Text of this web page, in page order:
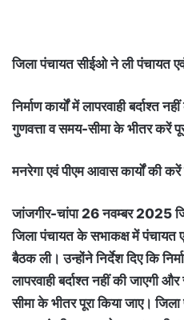
जिला पंचायत सीईओ ने ली पंचायत
निर्माण कार्यों में लापरवाही बर्दाश्त
गुणवत्ता व समय-सीमा के भीतर करें
मनरेगा एवं पीएम आवास कार्यों की
जांजगीर-चांपा 26 नवम्बर 2025
जिला पंचायत के सभाकक्ष में पंचायत
बैठक ली। उन्होंने निर्देश दिए कि
लापरवाही बर्दाश्त नहीं की जाएगी
सीमा के भीतर पूरा किया जाए।